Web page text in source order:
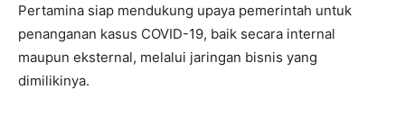
Pertamina siap mendukung upaya pemerintah untuk
penanganan kasus COVID-19, baik secara internal
maupun eksternal, melalui jaringan bisnis yang
dimilikinya.